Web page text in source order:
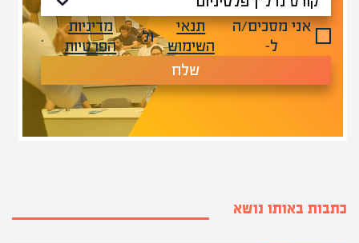
אני מסכים/ה
ל-
תנאי
השימוש
ול-
מדיניות
הפרטיות
.
שלח
כתבות באותו נושא